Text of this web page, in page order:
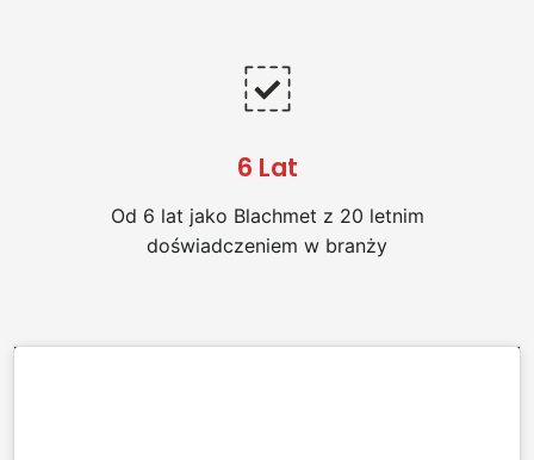
6 Lat
Od 6 lat jako Blachmet z 20 letnim
doświadczeniem w branży